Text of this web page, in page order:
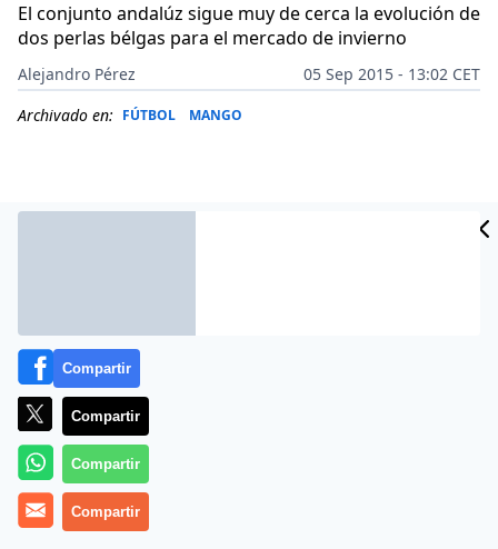
El conjunto andalúz sigue muy de cerca la evolución de
dos perlas bélgas para el mercado de invierno
Alejandro Pérez
05 Sep 2015 - 13:02 CET
Archivado en: FÚTBOL MANGO
Más información
Compartir
Compartir
Compartir
Compartir